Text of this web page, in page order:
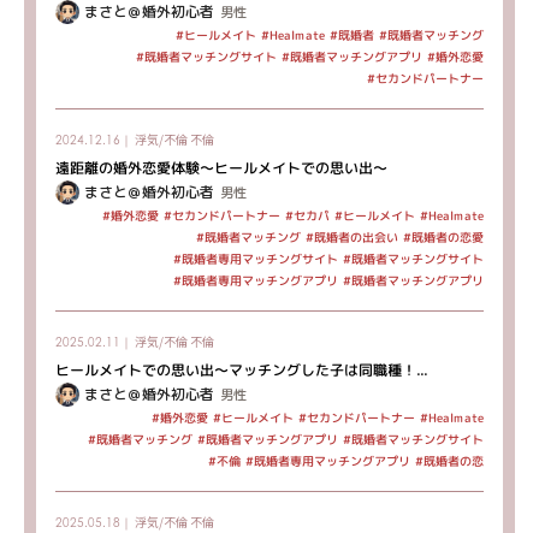
まさと＠婚外初心者 男性
#ヒールメイト #Healmate #既婚者 #既婚者マッチング
#既婚者マッチングサイト #既婚者マッチングアプリ #婚外恋愛
#セカンドパートナー
2024.12.16｜ 浮気/不倫 不倫
遠距離の婚外恋愛体験～ヒールメイトでの思い出～
まさと＠婚外初心者 男性
#婚外恋愛 #セカンドパートナー #セカパ #ヒールメイト #Healmate
#既婚者マッチング #既婚者の出会い #既婚者の恋愛
#既婚者専用マッチングサイト #既婚者マッチングサイト
#既婚者専用マッチングアプリ #既婚者マッチングアプリ
2025.02.11｜ 浮気/不倫 不倫
ヒールメイトでの思い出～マッチングした子は同職種！...
まさと＠婚外初心者 男性
#婚外恋愛 #ヒールメイト #セカンドパートナー #Healmate
#既婚者マッチング #既婚者マッチングアプリ #既婚者マッチングサイト
#不倫 #既婚者専用マッチングアプリ #既婚者の恋
2025.05.18｜ 浮気/不倫 不倫